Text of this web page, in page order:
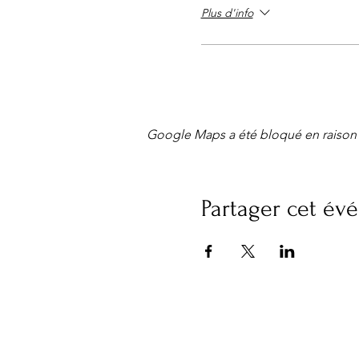
Plus d'info
Google Maps a été bloqué en
Partager cet